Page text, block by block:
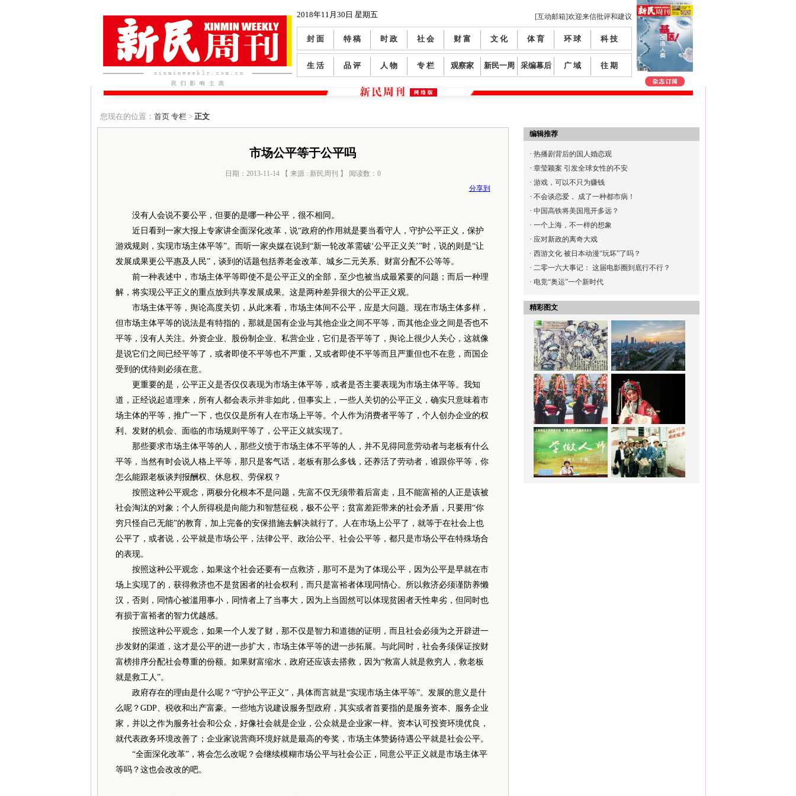
2018年11月30日 星期五 [互动邮箱]欢迎来信批评和建议
封 面 特 稿 时 政 社 会 财 富 文 化 体 育 环 球 科 技
生 活 品 评 人 物 专 栏 观察家 新民一周 采编幕后 广 域 往 期
您现在的位置： 首页 专栏> 正文
市场公平等于公平吗
日期：2013-11-14 【 来源 : 新民周刊 】 阅读数： 0
分享到
没有人会说不要公平，但要的是哪一种公平，很不相同。
近日看到一家大报上专家讲全面深化改革，说“政府的作用就是要当看守人，守护公平正义，保护
游戏规则，实现市场主体平等”。而听一家央媒在说到“新一轮改革需破‘公平正义关’”时，说的则是“让
发展成果更公平惠及人民”，谈到的话题包括养老金改革、城乡二元关系、财富分配不公等等。
前一种表述中，市场主体平等即使不是公平正义的全部，至少也被当成最紧要的问题；而后一种理
解，将实现公平正义的重点放到共享发展成果。这是两种差异很大的公平正义观。
市场主体平等，舆论高度关切，从此来看，市场主体间不公平，应是大问题。现在市场主体多样，
但市场主体平等的说法是有特指的，那就是国有企业与其他企业之间不平等，而其他企业之间是否也不
平等，没有人关注。外资企业、股份制企业、私营企业，它们是否平等了，舆论上很少人关心，这就像
是说它们之间已经平等了，或者即使不平等也不严重，又或者即使不平等而且严重但也不在意，而国企
受到的优待则必须在意。
更重要的是，公平正义是否仅仅表现为市场主体平等，或者是否主要表现为市场主体平等。我知
道，正经说起道理来，所有人都会表示并非如此，但事实上，一些人关切的公平正义，确实只意味着市
场主体的平等，推广一下，也仅仅是所有人在市场上平等。个人作为消费者平等了，个人创办企业的权
利、发财的机会、面临的市场规则平等了，公平正义就实现了。
那些要求市场主体平等的人，那些义愤于市场主体不平等的人，并不见得同意劳动者与老板有什么
平等，当然有时会说人格上平等，那只是客气话，老板有那么多钱，还养活了劳动者，谁跟你平等，你
怎么能跟老板谈判报酬权、休息权、劳保权？
按照这种公平观念，两极分化根本不是问题，先富不仅无须带着后富走，且不能富裕的人正是该被
社会淘汰的对象；个人所得税是向能力和智慧征税，极不公平；贫富差距带来的社会矛盾，只要用“你
穷只怪自己无能”的教育，加上完备的安保措施去解决就行了。人在市场上公平了，就等于在社会上也
公平了，或者说，公平就是市场公平，法律公平、政治公平、社会公平等，都只是市场公平在特殊场合
的表现。
按照这种公平观念，如果这个社会还要有一点救济，那可不是为了体现公平，因为公平是早就在市
场上实现了的，获得救济也不是贫困者的社会权利，而只是富裕者体现同情心。所以救济必须谨防养懒
汉，否则，同情心被滥用事小，同情者上了当事大，因为上当固然可以体现贫困者天性卑劣，但同时也
有损于富裕者的智力优越感。
按照这种公平观念，如果一个人发了财，那不仅是智力和道德的证明，而且社会必须为之开辟进一
步发财的渠道，这才是公平的进一步扩大，市场主体平等的进一步拓展。与此同时，社会务须保证按财
富榜排序分配社会尊重的份额。如果财富缩水，政府还应该去搭救，因为“救富人就是救穷人，救老板
就是救工人”。
政府存在的理由是什么呢？“守护公平正义”，具体而言就是“实现市场主体平等”。发展的意义是什
么呢？GDP、税收和出产富豪。一些地方说建设服务型政府，其实或者首要指的是服务资本、服务企业
家，并以之作为服务社会和公众，好像社会就是企业，公众就是企业家一样。资本认可投资环境优良，
就代表政务环境改善了；企业家说营商环境好就是最高的夸奖，市场主体赞扬待遇公平就是社会公平。
“全面深化改革”，将会怎么改呢？会继续模糊市场公平与社会公正，同意公平正义就是市场主体平
等吗？这也会改改的吧。
编辑推荐
· 热播剧背后的国人婚恋观
· 章莹颖案 引发全球女性的不安
· 游戏，可以不只为赚钱
· 不会谈恋爱， 成了一种都市病！
· 中国高铁将美国甩开多远？
· 一个上海，不一样的想象
· 应对新政的离奇大戏
· 西游文化 被日本动漫“玩坏”了吗？
· 二零一六大事记： 这届电影圈到底行不行？
· 电竞“奥运”一个新时代
精彩图文